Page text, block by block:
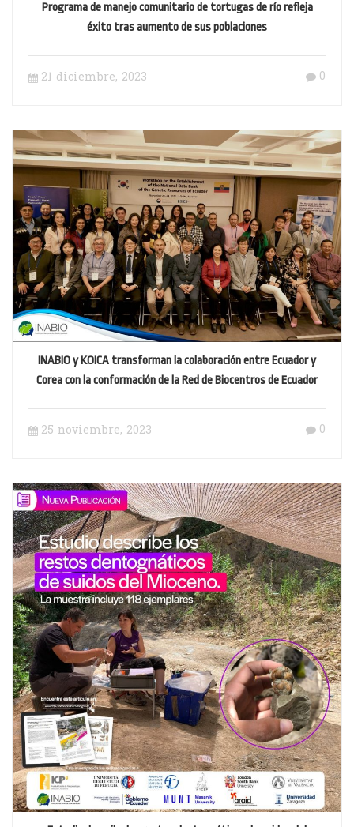
Programa de manejo comunitario de tortugas de río refleja
éxito tras aumento de sus poblaciones
21 diciembre, 2023 0
INABIO y KOICA transforman la colaboración entre Ecuador y
Corea con la conformación de la Red de Biocentros de Ecuador
25 noviembre, 2023 0